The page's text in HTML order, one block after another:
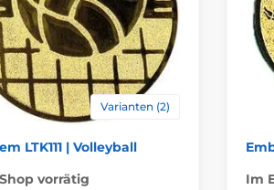
Varianten (2)
LTK111 | Volleyball
vorrätig
Im